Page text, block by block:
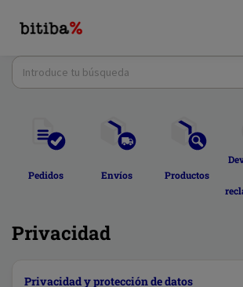
Pedidos Envíos Productos
Privacidad
Privacidad y protección de datos